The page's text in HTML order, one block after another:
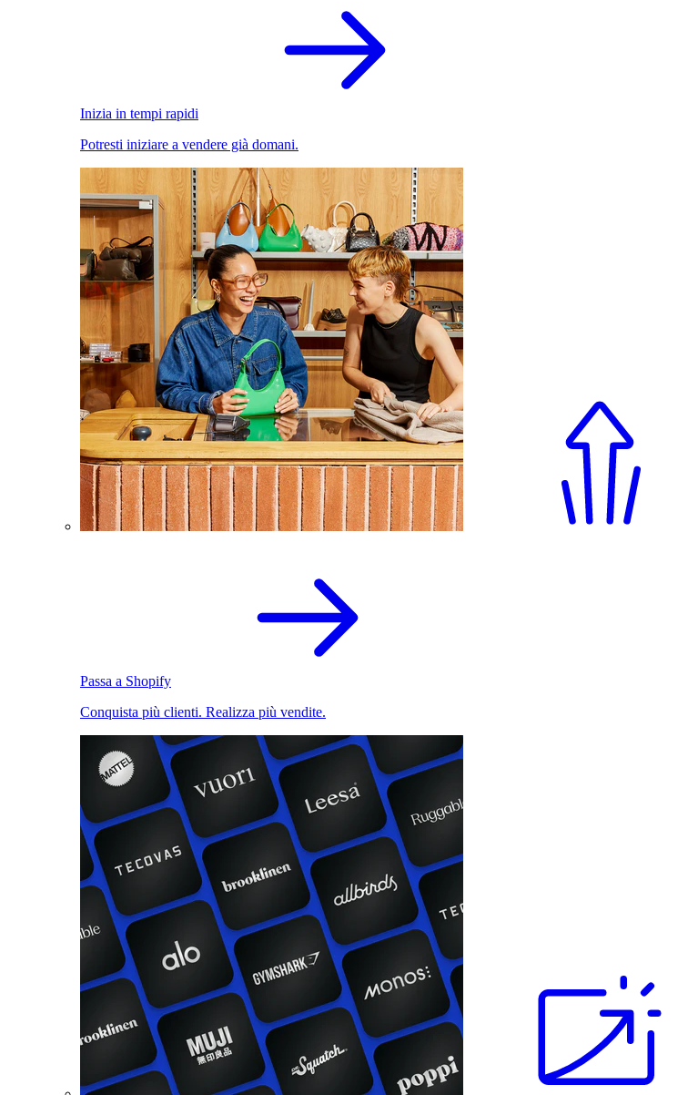
Inizia in tempi rapidi
Potresti iniziare a vendere già domani.
Passa a Shopify
Conquista più clienti. Realizza più vendite.